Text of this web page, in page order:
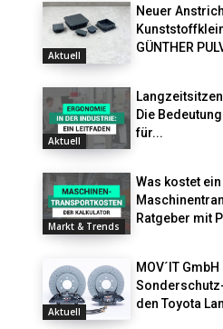
Aktuell
Neuer
GÜNTHER
Aktuell
Die
für...
Markt & Trends
Was kostet ein
Ratgeber mit
Aktuell
MOV´IT
den Toyota